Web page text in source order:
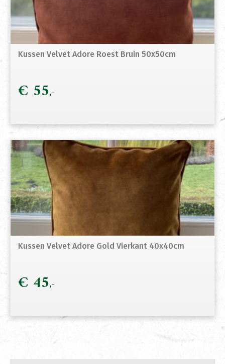
Kussen Velvet Adore Roest Bruin 50x50cm
€ 55
Kussen Velvet Adore Gold Vierkant 40x40cm
€ 45